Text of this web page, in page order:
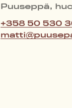
Puuseppä,
+358 50 530